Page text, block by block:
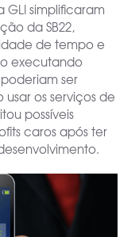
simplificaram
da SB22,
de tempo e
executando
ser
os serviços de
possíveis
caros após ter